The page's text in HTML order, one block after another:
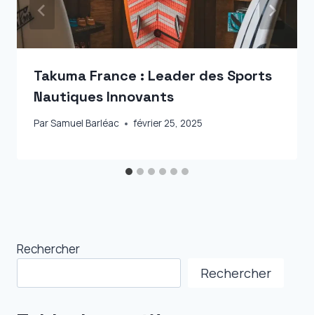
Takuma France : Leader des Sports
Nautiques Innovants
ParSamuel Barléac février 25, 2025
Rechercher
Rechercher